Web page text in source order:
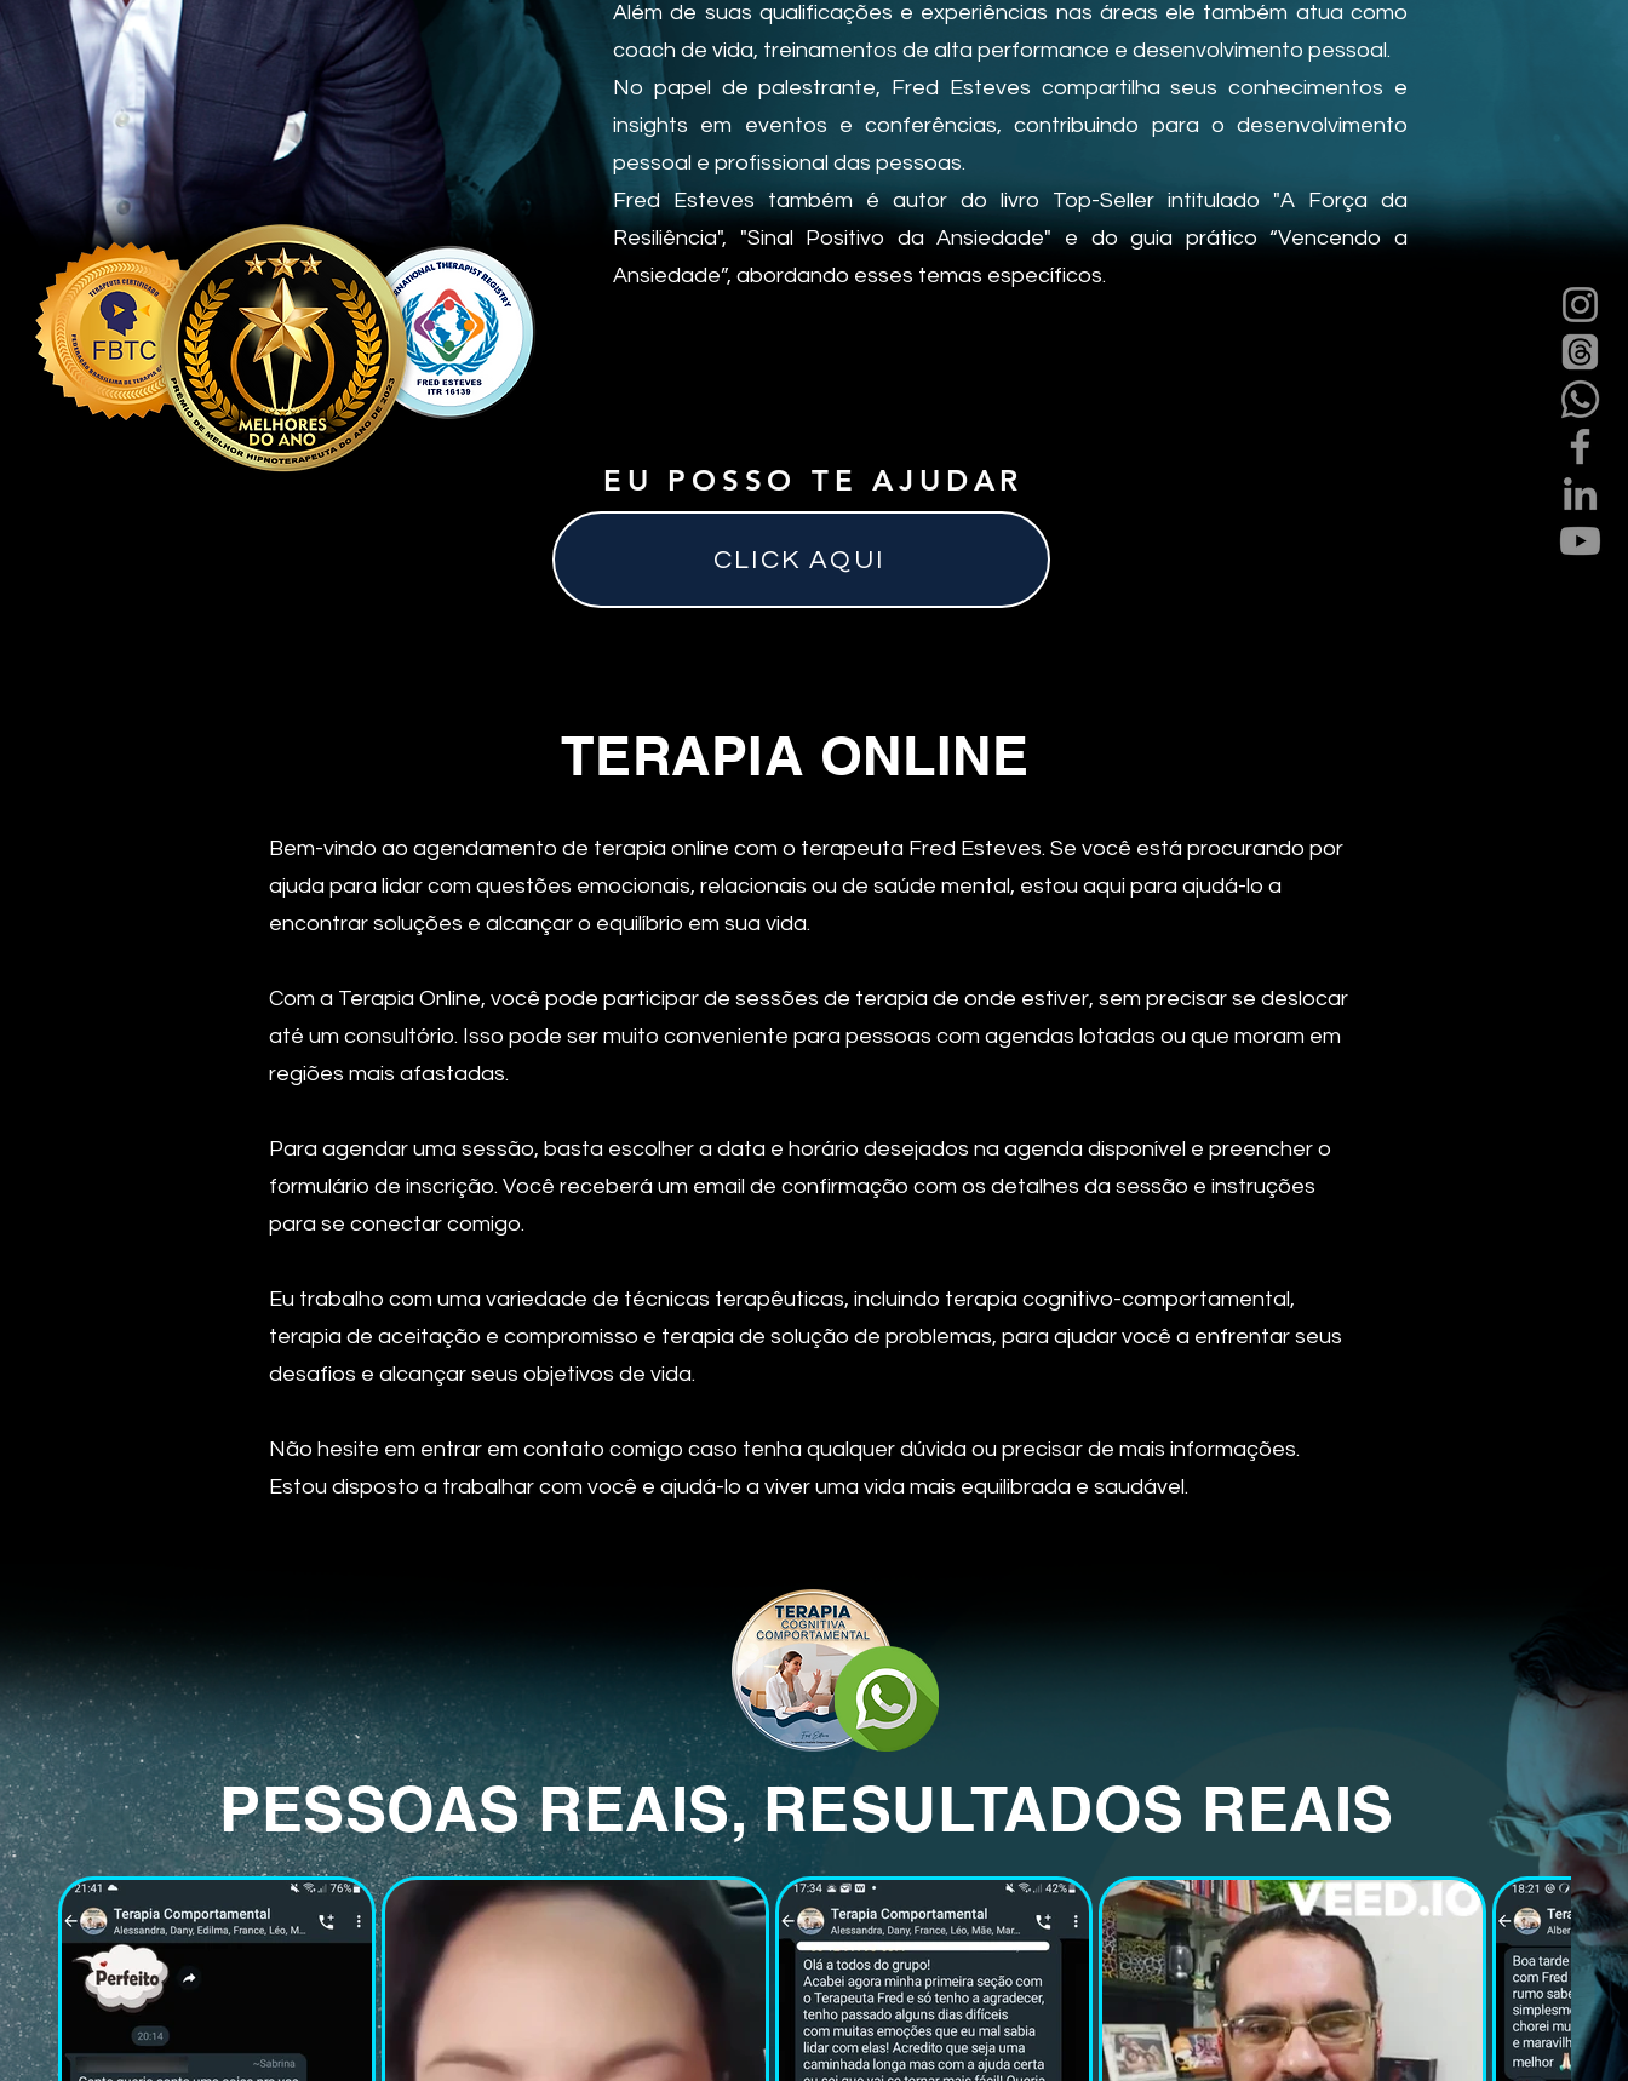
Além de suas qualificações e experiências nas áreas ele também atua como
coach de vida, treinamentos de alta performance e desenvolvimento pessoal.
No papel de palestrante, Fred Esteves compartilha seus conhecimentos e
insights em eventos e conferências, contribuindo para o desenvolvimento
pessoal e profissional das pessoas.
Fred Esteves também é autor do livro Top-Seller intitulado "A Força da
Resiliência", "Sinal Positivo da Ansiedade" e do guia prático “Vencendo a
Ansiedade”, abordando esses temas específicos.
EU POSSO TE AJUDAR
CLICK AQUI
TERAPIA ONLINE
Bem-vindo ao agendamento de terapia online com o terapeuta Fred Esteves. Se você está procurando por
ajuda para lidar com questões emocionais, relacionais ou de saúde mental, estou aqui para ajudá-lo a
encontrar soluções e alcançar o equilíbrio em sua vida.
Com a Terapia Online, você pode participar de sessões de terapia de onde estiver, sem precisar se deslocar
até um consultório. Isso pode ser muito conveniente para pessoas com agendas lotadas ou que moram em
regiões mais afastadas.
Para agendar uma sessão, basta escolher a data e horário desejados na agenda disponível e preencher o
formulário de inscrição. Você receberá um email de confirmação com os detalhes da sessão e instruções
para se conectar comigo.
Eu trabalho com uma variedade de técnicas terapêuticas, incluindo terapia cognitivo-comportamental,
terapia de aceitação e compromisso e terapia de solução de problemas, para ajudar você a enfrentar seus
desafios e alcançar seus objetivos de vida.
Não hesite em entrar em contato comigo caso tenha qualquer dúvida ou precisar de mais informações.
Estou disposto a trabalhar com você e ajudá-lo a viver uma vida mais equilibrada e saudável.
PESSOAS REAIS, RESULTADOS REAIS